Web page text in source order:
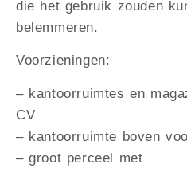
die het gebruik zouden
belemmeren.
Voorzieningen:
– kantoorruimtes en
CV
– kantoorruimte boven
– groot perceel met